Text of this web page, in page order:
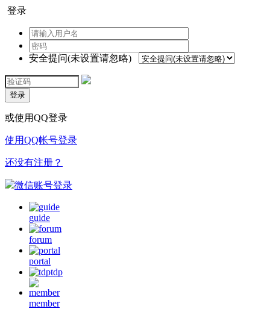
登录
安全提问(未设置请忽略)
登录
或使用QQ登录
使用QQ帐号登录
还没有注册？
微信账号登录
guide
forum
portal
tdp
member